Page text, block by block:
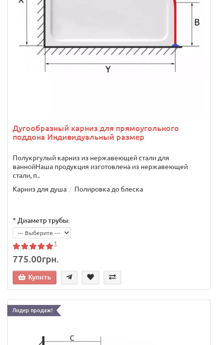
Дугообразный карниз для прямоугольного
поддона Индивидуальный размер
Полукргулый карниз из нержавеющей стали для
ваннойНаша продукция изготовлена из нержавеющей
стали, п..
Карниз для душа
Полировка до блеска
* Диаметр трубы:
1
775.00грн.
Купить
Лидер продаж!